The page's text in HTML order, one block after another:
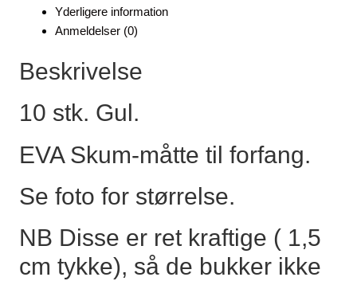
Yderligere information
Anmeldelser (0)
Beskrivelse
10 stk. Gul.
EVA Skum-måtte til forfang.
Se foto for størrelse.
NB Disse er ret kraftige ( 1,5
cm tykke), så de bukker ikke